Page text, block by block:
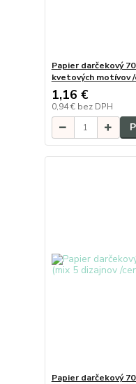
Papier darčekový
kvetových motívov
1,16 €
0,94 € bez DPH
Papier darčekový